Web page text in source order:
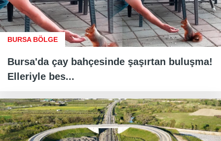
BURSA BÖLGE
Bursa'da çay bahçesinde şaşırtan buluşma!
Elleriyle bes...